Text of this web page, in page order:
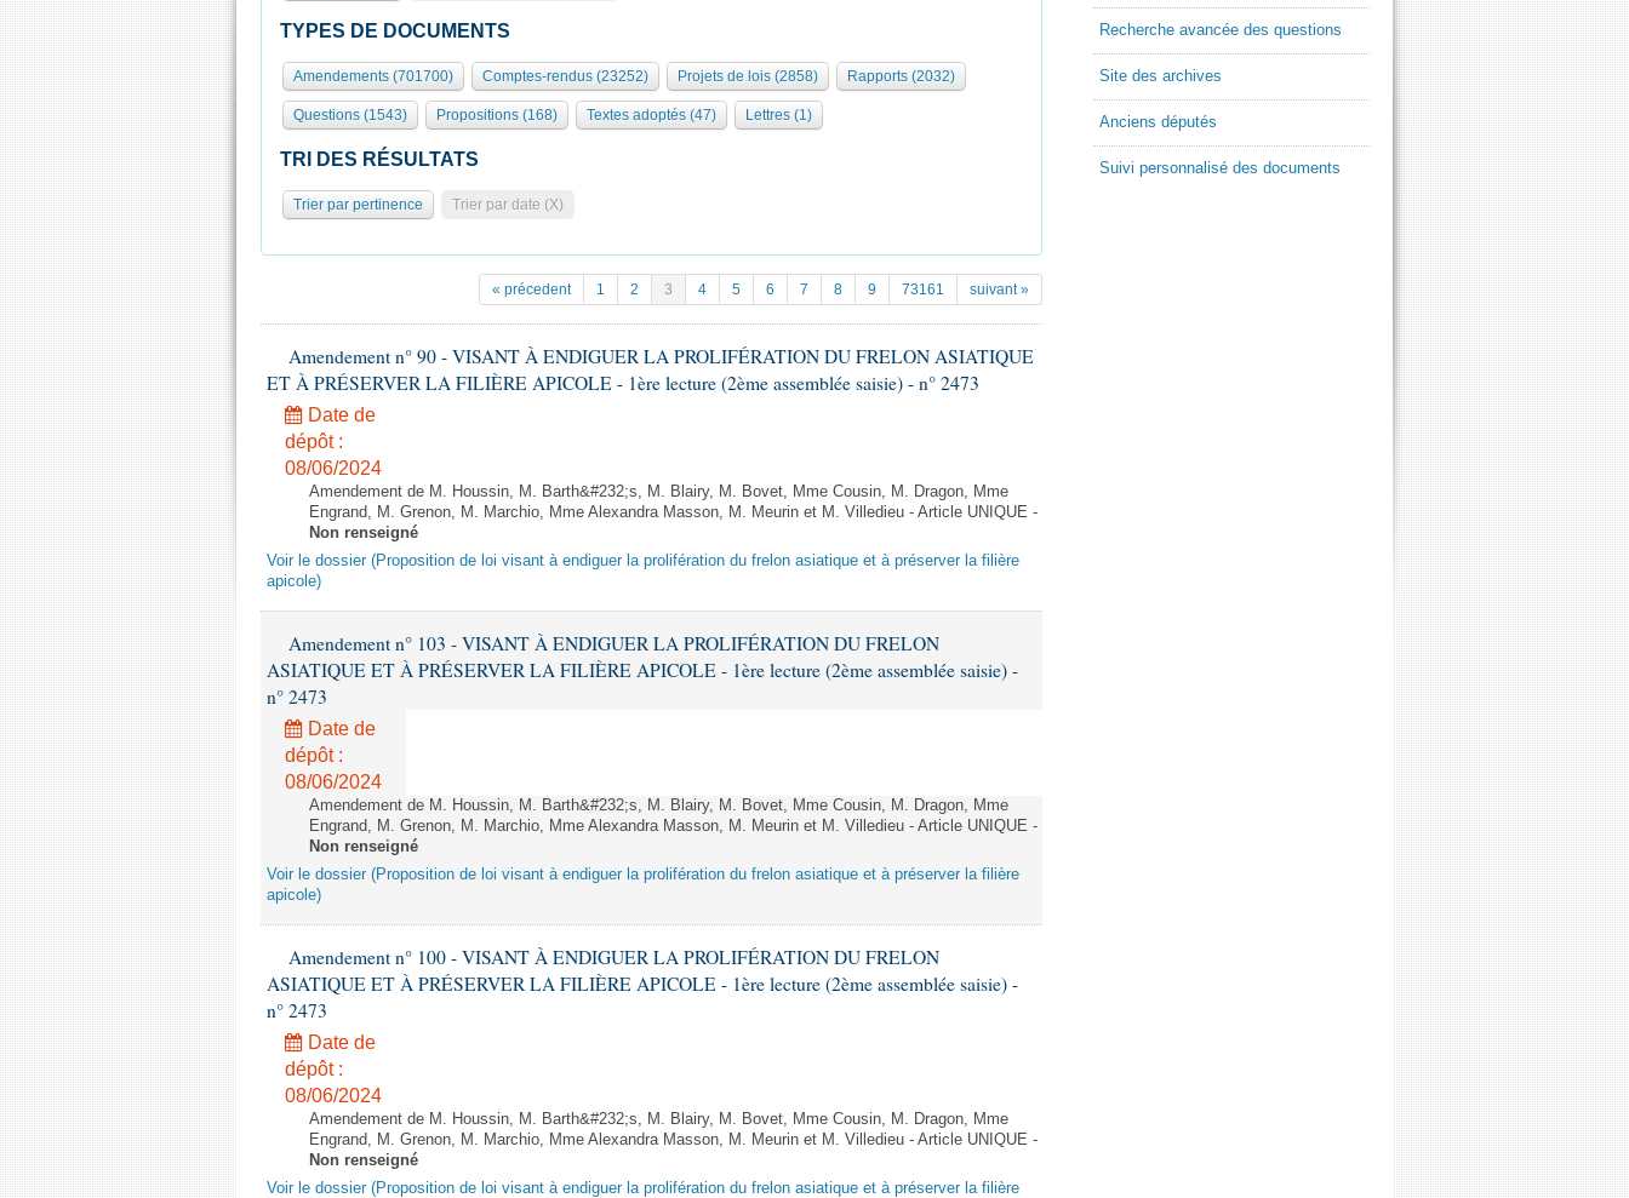
TYPES DE DOCUMENTS
Amendements (701700) Comptes-rendus (23252) Projets de lois (2858) Rapports (2032)
Questions (1543) Propositions (168) Textes adoptés (47) Lettres (1)
TRI DES RÉSULTATS
Trier par pertinence Trier par date (X)
« précedent 1 2 3 4 5 6 7 8 9 73161 suivant »
Amendement n° 90 - VISANT À ENDIGUER LA PROLIFÉRATION DU FRELON ASIATIQUE
ET À PRÉSERVER LA FILIÈRE APICOLE - 1ère lecture (2ème assemblée saisie) - n° 2473
Date de
dépôt :
08/06/2024
Amendement de M. Houssin, M. Barth&#232;s, M. Blairy, M. Bovet, Mme Cousin, M. Dragon, Mme
Engrand, M. Grenon, M. Marchio, Mme Alexandra Masson, M. Meurin et M. Villedieu - Article UNIQUE -
Non renseigné
Voir le dossier (Proposition de loi visant à endiguer la prolifération du frelon asiatique et à préserver la filière
apicole)
Amendement n° 103 - VISANT À ENDIGUER LA PROLIFÉRATION DU FRELON
ASIATIQUE ET À PRÉSERVER LA FILIÈRE APICOLE - 1ère lecture (2ème assemblée saisie) -
n° 2473
Date de
dépôt :
08/06/2024
Amendement de M. Houssin, M. Barth&#232;s, M. Blairy, M. Bovet, Mme Cousin, M. Dragon, Mme
Engrand, M. Grenon, M. Marchio, Mme Alexandra Masson, M. Meurin et M. Villedieu - Article UNIQUE -
Non renseigné
Voir le dossier (Proposition de loi visant à endiguer la prolifération du frelon asiatique et à préserver la filière
apicole)
Amendement n° 100 - VISANT À ENDIGUER LA PROLIFÉRATION DU FRELON
ASIATIQUE ET À PRÉSERVER LA FILIÈRE APICOLE - 1ère lecture (2ème assemblée saisie) -
n° 2473
Date de
dépôt :
08/06/2024
Amendement de M. Houssin, M. Barth&#232;s, M. Blairy, M. Bovet, Mme Cousin, M. Dragon, Mme
Engrand, M. Grenon, M. Marchio, Mme Alexandra Masson, M. Meurin et M. Villedieu - Article UNIQUE -
Non renseigné
Voir le dossier (Proposition de loi visant à endiguer la prolifération du frelon asiatique et à préserver la filière
Recherche avancée des questions
Site des archives
Anciens députés
Suivi personnalisé des documents